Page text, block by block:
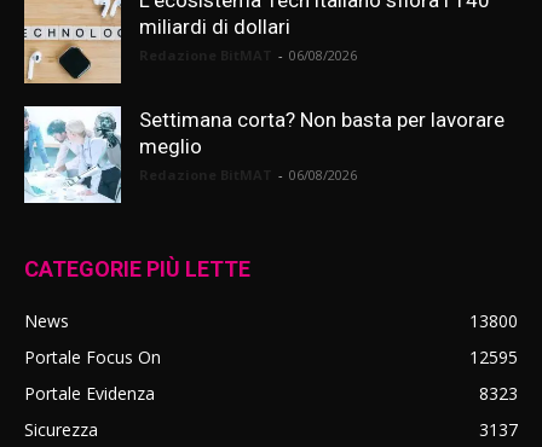
miliardi di dollari
- 06/08/2026
Settimana corta? Non basta per lavorare
meglio
- 06/08/2026
CATEGORIE PIÙ LETTE
News
13800
Portale Focus On
12595
Portale Evidenza
8323
Sicurezza
3137